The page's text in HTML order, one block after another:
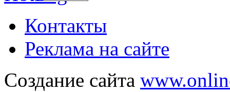
Контакты
Реклама на сайте
Создание сайта